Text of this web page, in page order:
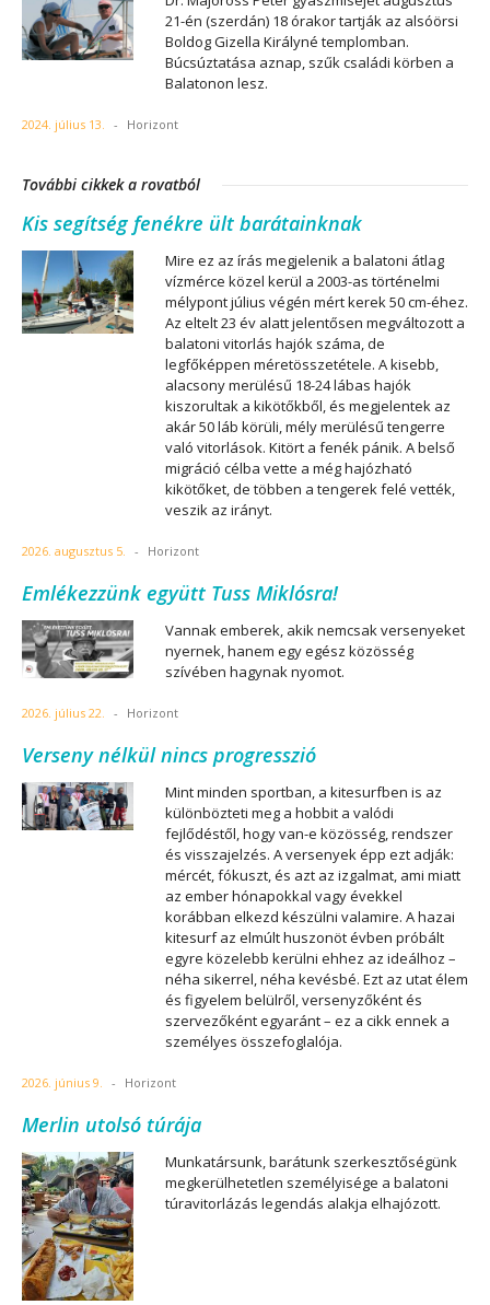
21-én (szerdán) 18 órakor tartják az alsóörsi
Boldog Gizella Királyné templomban.
Búcsúztatása aznap, szűk családi körben a
Balatonon lesz.
2024. július 13. - Horizont
További cikkek a rovatból
Kis segítség fenékre ült barátainknak
Mire ez az írás megjelenik a balatoni átlag
vízmérce közel kerül a 2003-as történelmi
mélypont július végén mért kerek 50 cm-éhez.
Az eltelt 23 év alatt jelentősen megváltozott a
balatoni vitorlás hajók száma, de
legfőképpen méretösszetétele. A kisebb,
alacsony merülésű 18-24 lábas hajók
kiszorultak a kikötőkből, és megjelentek az
akár 50 láb körüli, mély merülésű tengerre
való vitorlások. Kitört a fenék pánik. A belső
migráció célba vette a még hajózható
kikötőket, de többen a tengerek felé vették,
veszik az irányt.
2026. augusztus 5. - Horizont
Emlékezzünk együtt Tuss Miklósra!
Vannak emberek, akik nemcsak versenyeket
nyernek, hanem egy egész közösség
szívében hagynak nyomot.
2026. július 22. - Horizont
Verseny nélkül nincs progresszió
Mint minden sportban, a kitesurfben is az
különbözteti meg a hobbit a valódi
fejlődéstől, hogy van-e közösség, rendszer
és visszajelzés. A versenyek épp ezt adják:
mércét, fókuszt, és azt az izgalmat, ami miatt
az ember hónapokkal vagy évekkel
korábban elkezd készülni valamire. A hazai
kitesurf az elmúlt huszonöt évben próbált
egyre közelebb kerülni ehhez az ideálhoz –
néha sikerrel, néha kevésbé. Ezt az utat élem
és figyelem belülről, versenyzőként és
szervezőként egyaránt – ez a cikk ennek a
személyes összefoglalója.
2026. június 9. - Horizont
Merlin utolsó túrája
Munkatársunk, barátunk szerkesztőségünk
megkerülhetetlen személyisége a balatoni
túravitorlázás legendás alakja elhajózott.